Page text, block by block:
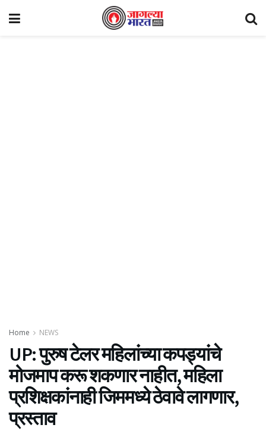
Home NEWS
UP: पुरुष टेलर महिलांच्या कपड्यांचे
मोजमाप करू शकणार नाहीत, महिला
प्रशिक्षकांनाही जिममध्ये ठेवावे लागणार,
प्रस्ताव